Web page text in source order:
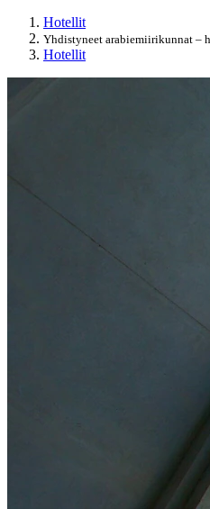
Hotellit
Yhdistyneet arabiemiirikunnat –
Hotellit